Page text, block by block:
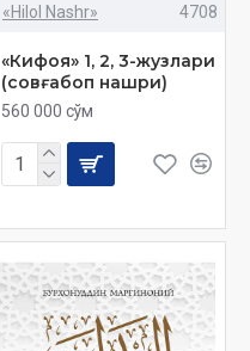
«Hilol Nashr» 4708
«Кифоя» 1, 2, 3-жузлари
(совғабоп нашри)
560 000 сўм